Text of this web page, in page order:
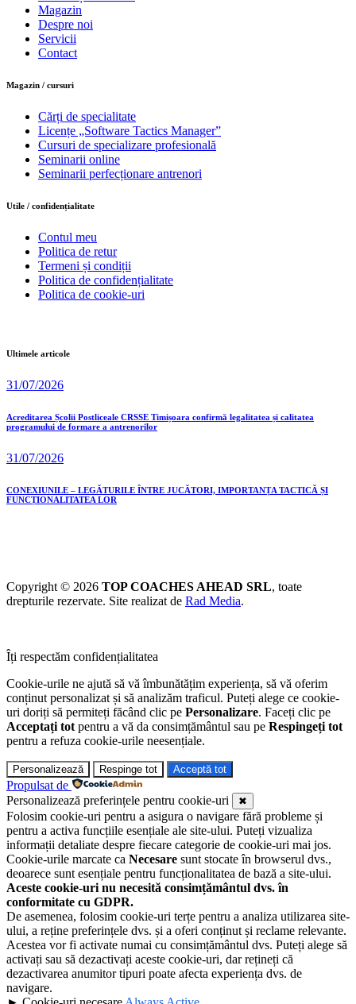
Magazin
Despre noi
Servicii
Contact
Magazin / cursuri
Cărți de specialitate
Licențe „Software Tactics Manager”
Cursuri de specializare profesională
Seminarii online
Seminarii perfecționare antrenori
Utile / confidențialitate
Contul meu
Politica de retur
Termeni și condiții
Politica de confidențialitate
Politica de cookie-uri
Ultimele articole
31/07/2026
Acreditarea Școlii Postliceale CRSSE Timișoara confirmă legalitatea și calitatea
programului de formare a antrenorilor
31/07/2026
CONEXIUNILE – LEGĂTURILE ÎNTRE JUCĂTORI, IMPORTANȚA TACTICĂ ȘI
FUNCȚIONALITATEA LOR
Copyright © 2026 TOP COACHES AHEAD SRL, toate
drepturile rezervate. Site realizat de Rad Media.
Îți respectăm confidențialitatea
Cookie-urile ne ajută să vă îmbunătățim experiența, să vă oferim
conținut personalizat și să analizăm traficul. Puteți alege ce cookie-
uri doriți să permiteți făcând clic pe Personalizare. Faceți clic pe
Acceptați tot pentru a vă da consimțământul sau pe Respingeți tot
pentru a refuza cookie-urile neesențiale.
Personalizează Respinge tot Acceptă tot
Propulsat de
Personalizează preferințele pentru cookie-uri
✖
Folosim cookie-uri pentru a asigura o navigare fără probleme și
pentru a activa funcțiile esențiale ale site-ului. Puteți vizualiza
informații detaliate despre fiecare categorie de cookie-uri mai jos.
Cookie-urile marcate ca Necesare sunt stocate în browserul dvs.,
deoarece sunt esențiale pentru funcționalitatea de bază a site-ului.
Aceste cookie-uri nu necesită consimțământul dvs. în
conformitate cu GDPR.
De asemenea, folosim cookie-uri terțe pentru a analiza utilizarea site-
ului, a reține preferințele dvs. și a oferi conținut și reclame relevante.
Acestea vor fi activate numai cu consimțământul dvs. Puteți alege să
activați sau să dezactivați aceste cookie-uri, dar rețineți că
dezactivarea anumitor tipuri poate afecta experiența dvs. de
navigare.